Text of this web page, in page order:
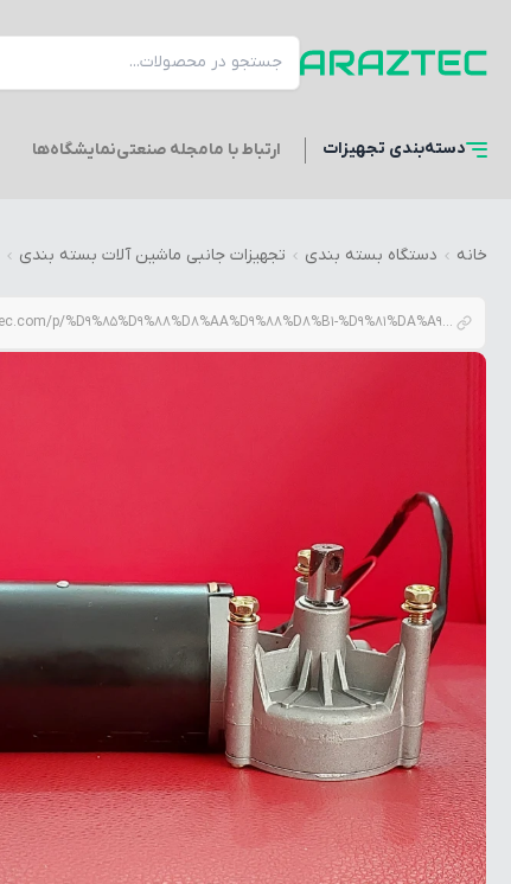
دسته‌بندی تجهیزات ارتباط با مامجله صنعتینمایشگاه‌ها
خانه دستگاه بسته بندی تجهیزات جانبی ماشین آلات بسته بندی
araztec.com/p/%D9%85%D9%88%D8%AA%D9%88%D8%B1-%D9%81%DA%A9-%D8%AF%D8%B3%D8%AA%DA%AF%D8%A7%D9%87-%D8%B3%D8%A7%D8%B4%D9%87